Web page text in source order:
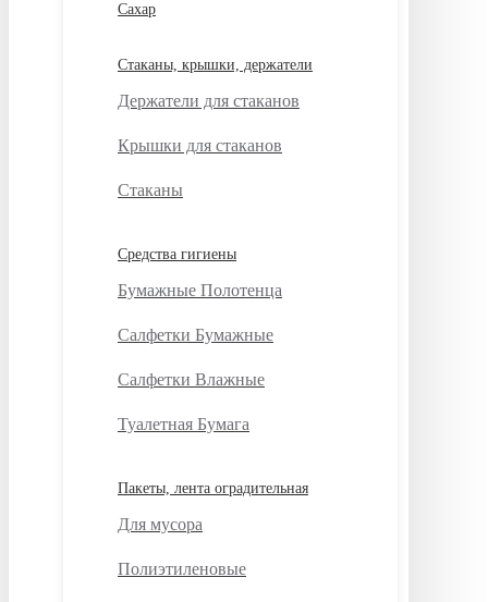
Сахар
Стаканы, крышки, держатели
Держатели для стаканов
Крышки для стаканов
Стаканы
Средства гигиены
Бумажные Полотенца
Салфетки Бумажные
Салфетки Влажные
Туалетная Бумага
Пакеты, лента оградительная
Для мусора
Полиэтиленовые